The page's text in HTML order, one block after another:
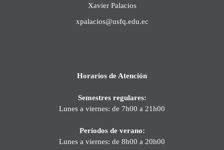
Xavier Palacios
xpalacios@usfq.edu.ec
Horarios de Atención
Semestres regulares:
Lunes a viernes: de 7h00 a 21h00
Períodos de verano:
Lunes a viernes: de 8h00 a 20h00